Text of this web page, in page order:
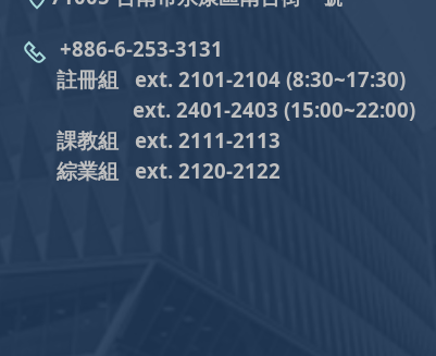
+886-6-253-3131
註冊組 ext. 2101-2104 (8:30~17:30)
ext. 2401-2403 (15:00~22:00)
課教組 ext. 2111-2113
綜業組
ext. 2120-2122